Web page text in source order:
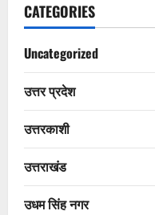
CATEGORIES
Uncategorized
उत्तर प्रदेश
उत्तरकाशी
उत्तराखंड
उधम सिंह नगर